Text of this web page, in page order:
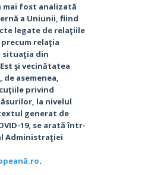
mai fost analizată
a Uniunii, fiind
legate de relaţiile
precum relaţia
din
şi vecinătatea
asemenea,
privind
la nivelul
generat de
19, se arată într-
Administraţiei
.